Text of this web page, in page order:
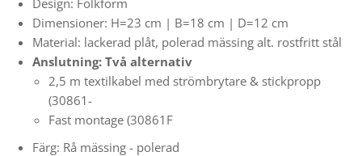
Design: Folkform
Dimensioner: H=23 cm | B=18 cm | D=12 cm
Material: lackerad plåt, polerad mässing alt. rostfritt stål
Anslutning: Två alternativ
2,5 m textilkabel med strömbrytare & stickpropp
(30861-
Fast montage (30861F
Färg: Rå mässing - polerad